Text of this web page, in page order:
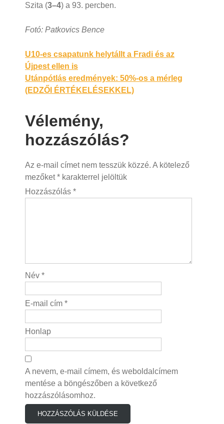
Szita (3–4) a 93. percben.
Fotó: Patkovics Bence
Bejegyzés
navigáció
U10-es csapatunk helytállt a Fradi és az
Újpest ellen is
Utánpótlás eredmények: 50%-os a mérleg
(EDZŐI ÉRTÉKELÉSEKKEL)
Vélemény,
hozzászólás?
Az e-mail címet nem tesszük közzé. A kötelező
mezőket* karakterrel jelöltük
Hozzászólás *
Név *
E-mail cím *
Honlap
A nevem, e-mail címem, és weboldalcímem
mentése a böngészőben a következő
hozzászólásomhoz.